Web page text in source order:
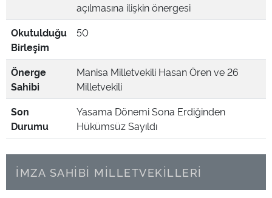
açılmasına ilişkin önergesi
Okutulduğu
Birleşim
50
Önerge
Sahibi
Manisa Milletvekili Hasan Ören ve 26
Milletvekili
Son
Durumu
Yasama Dönemi Sona Erdiğinden
Hükümsüz Sayıldı
İMZA SAHİBİ MİLLETVEKİLLERİ